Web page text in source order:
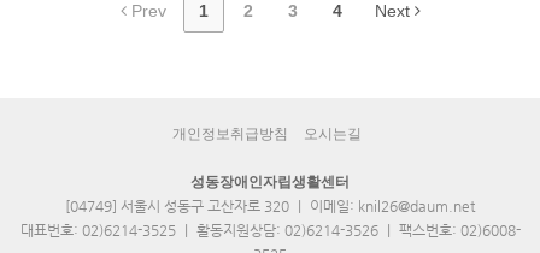
Prev 1 2 3 4 Next
개인정보취급방침 오시는길
성동장애인자립생활센터
[04749] 서울시 성동구 고산자로 320 ｜ 이메일: knil26@daum.net
대표번호: 02)6214-3525 ｜ 활동지원상담: 02)6214-3526 ｜ 팩스번호: 02)6008-